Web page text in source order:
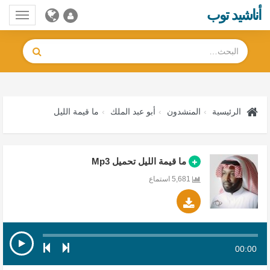
أناشيد توب
الرئيسية المنشدون أبو عبد الملك ما قيمة الليل
ما قيمة الليل تحميل Mp3
00:00